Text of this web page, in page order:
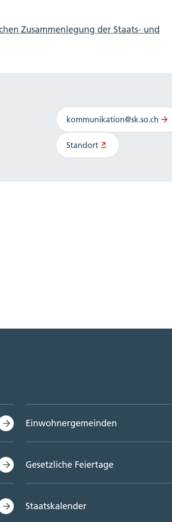
Zusammenlegung der Staats- und
kommunikation@sk.so.ch
Standort
Einwohnergemeinden
Gesetzliche Feiertage
Staatskalender